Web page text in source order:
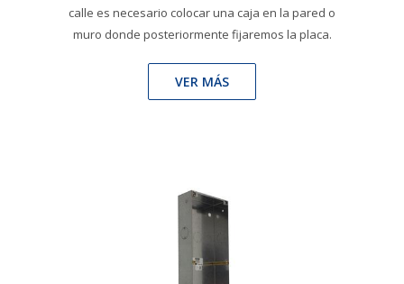
calle es necesario colocar una caja en la pared o
muro donde posteriormente fijaremos la placa.
VER MÁS